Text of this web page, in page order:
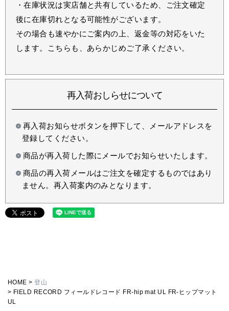
・在庫状況は実店舗と共有しているため、ご注文確定
後に在庫切れとなる可能性がございます。
その場合も速やかにご案内の上、返金等の対応をいた
します。こちらも、あらかじめご了承ください。
再入荷おしらせについて
再入荷お知らせボタンを押下して、メールアドレスを
登録してください。
商品が再入荷した際にメールでお知らせいたします。
商品の再入荷メールはご注文を確定するものではあり
ません。再入荷案内のみとなります。
HOME
登山
FIELD RECORD フィールドレコード FR-hip mat UL FR-ヒップマット
UL